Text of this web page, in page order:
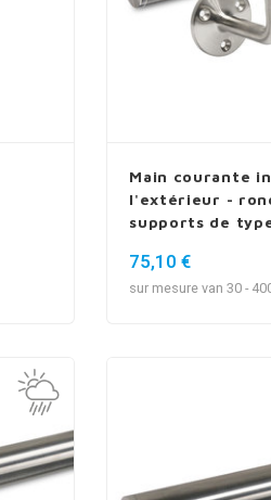
Main courante
l'extérieur -
supports de
75,10 €
sur mesure van 30 -